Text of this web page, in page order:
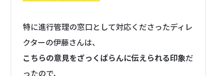
特に進行管理の窓口として対応くださったディレ
クターの伊藤さんは、
こちらの意見をざっくばらんに伝えられる印象だ
ったので、